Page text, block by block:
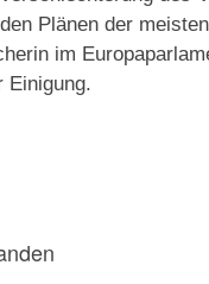
Plänen der
im
Einigung.